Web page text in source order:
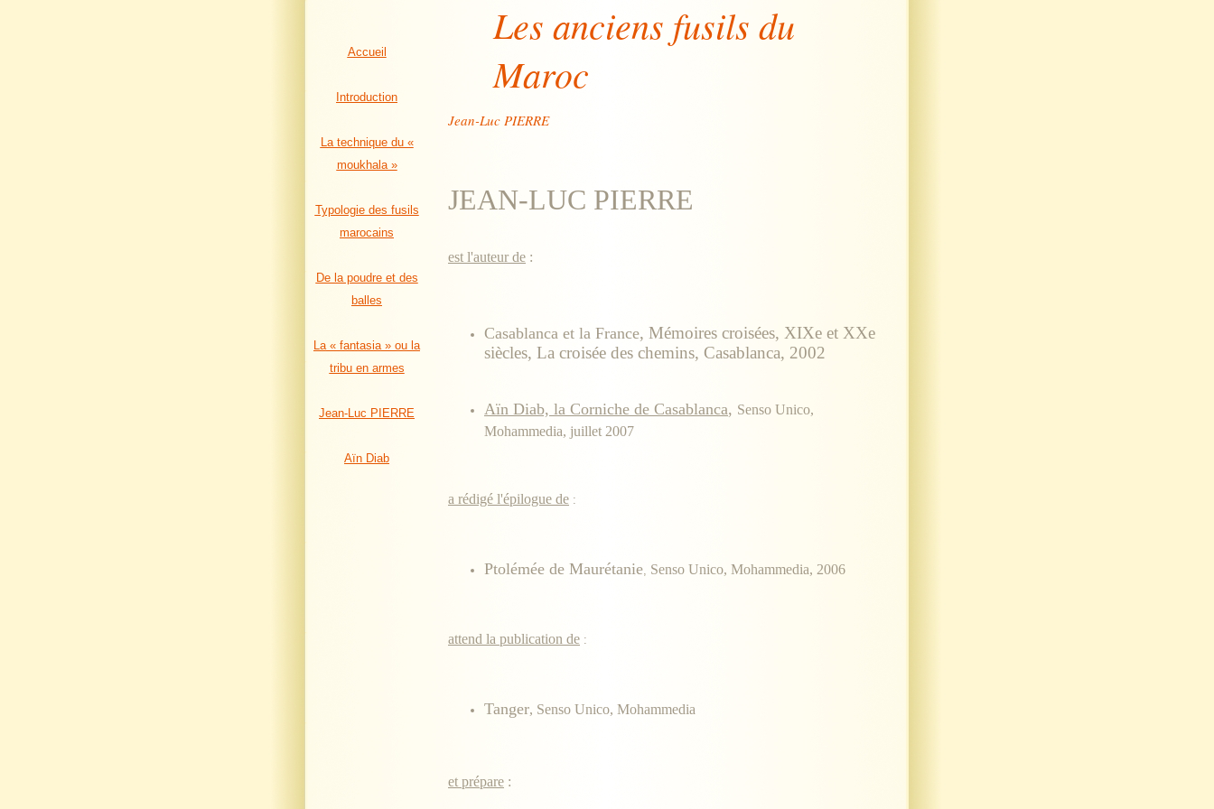
Accueil
Introduction
La technique du «
moukhala »
Typologie des fusils
marocains
De la poudre et des
balles
La « fantasia » ou la
tribu en armes
Jean-Luc PIERRE
Aïn Diab
Les anciens fusils du
Maroc
Jean-Luc PIERRE
JEAN-LUC PIERRE
est l'auteur de :
Casablanca et la France, Mémoires croisées, XIXe et XXe
siècles, La croisée des chemins, Casablanca, 2002
Aïn Diab, la Corniche de Casablanca, Senso Unico,
Mohammedia, juillet 2007
a rédigé l'épilogue de :
Ptolémée de Maurétanie, Senso Unico, Mohammedia, 2006
attend la publication de :
Tanger, Senso Unico, Mohammedia
et prépare :